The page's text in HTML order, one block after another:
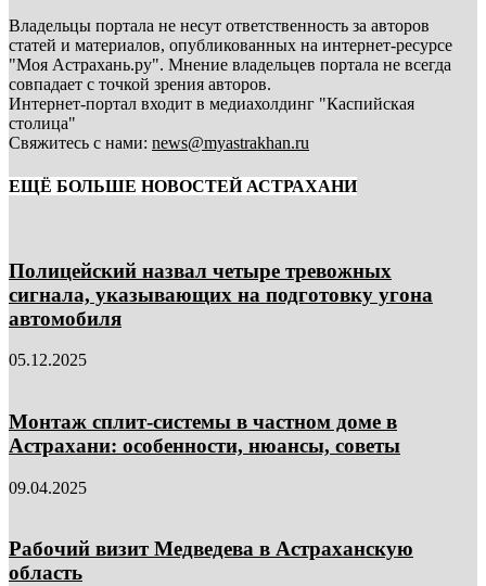
Владельцы портала не несут ответственность за авторов
статей и материалов, опубликованных на интернет-ресурсе
"Моя Астрахань.ру". Мнение владельцев портала не всегда
совпадает с точкой зрения авторов.
Интернет-портал входит в медиахолдинг "Каспийская
столица"
Свяжитесь с нами: news@myastrakhan.ru
ЕЩЁ БОЛЬШЕ НОВОСТЕЙ АСТРАХАНИ
Полицейский назвал четыре тревожных
сигнала, указывающих на подготовку угона
автомобиля
05.12.2025
Монтаж сплит-системы в частном доме в
Астрахани: особенности, нюансы, советы
09.04.2025
Рабочий визит Медведева в Астраханскую
область